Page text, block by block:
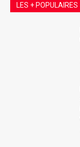
LES + POPULAIRES